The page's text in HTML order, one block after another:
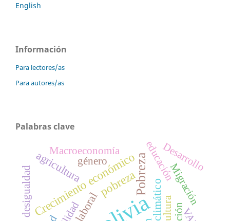
English
Información
Para lectores/as
Para autores/as
Palabras clave
Pobreza
pobreza
Crecimiento económico
agricultura educación
desigualdad Migración
Macroeconomía Desarrollo
género